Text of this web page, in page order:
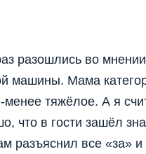
разошлись во
машины. Мама
менее тяжёлое. А я
что в гости зашёл
разъяснил все «за» и